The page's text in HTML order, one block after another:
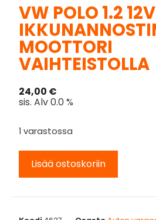
VW POLO 1.2
MOOTTORI
VAIHTEISTOLLA
24,00 €
sis. Alv 0.0 %
1 varastossa
Lisää ostoskoriin